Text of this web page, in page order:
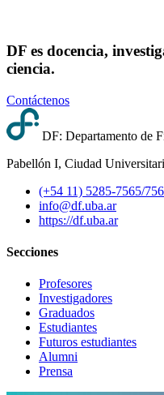
DF es docencia,
ciencia.
Contáctenos
DF: Departamento de
Pabellón I, Ciudad
(+54 11) 5285-7565/
info@df.uba.ar
https://df.uba.ar
Secciones
Profesores
Investigadores
Graduados
Estudiantes
Futuros estudiantes
Alumni
Prensa